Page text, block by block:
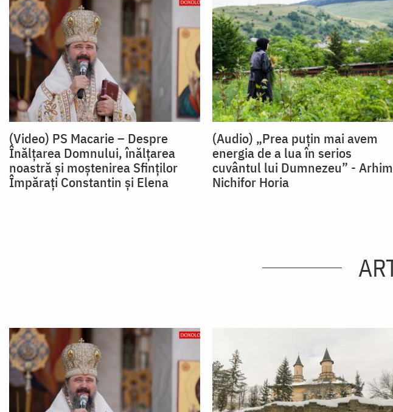
(Video) PS Macarie – Despre
Înălțarea Domnului, înălțarea
noastră și moștenirea Sfinților
Împărați Constantin și Elena
(Audio) „Prea puțin mai avem
energia de a lua în serios
cuvântul lui Dumnezeu” -
Nichifor Horia